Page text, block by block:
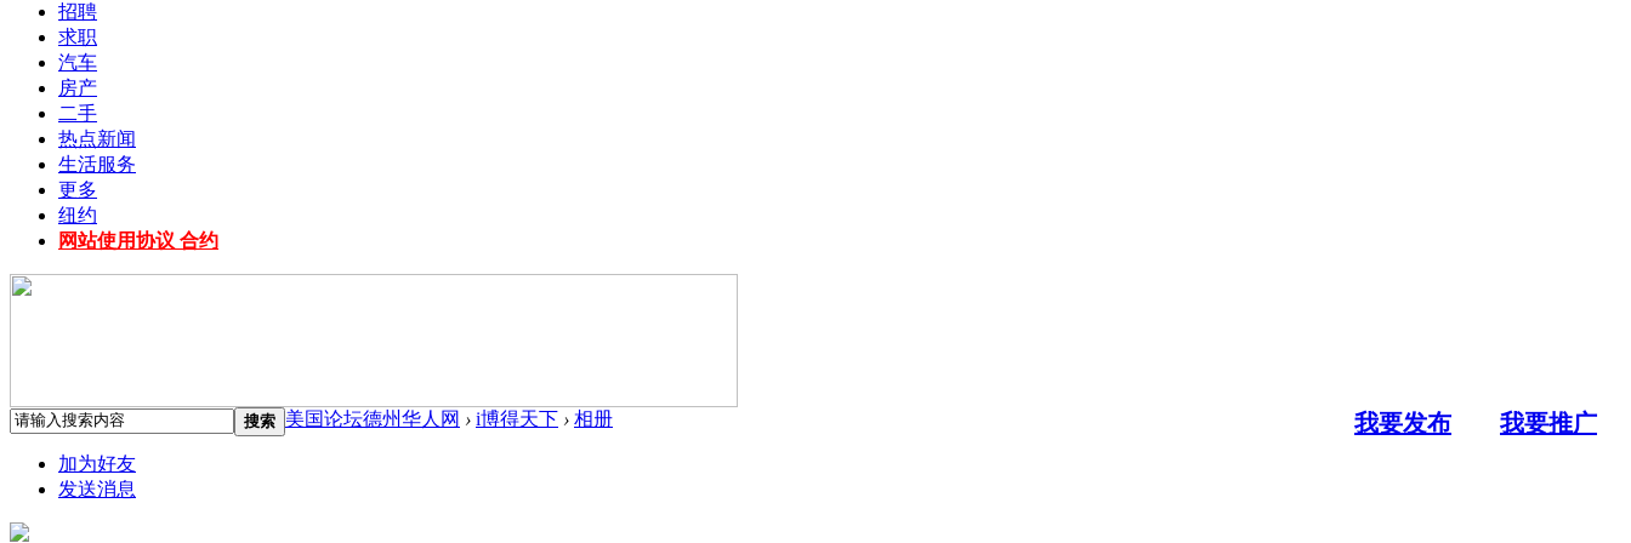
招聘
求职
汽车
房产
二手
热点新闻
生活服务
更多
纽约
网站使用协议 合约
搜索 我要发布 我要推广
美国论坛德州华人网 › i博得天下 › 相册
加为好友
发送消息